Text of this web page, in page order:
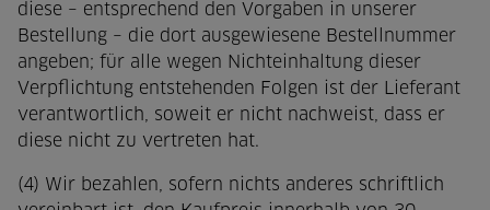
diese – entsprechend den Vorgaben in unserer
Bestellung – die dort ausgewiesene Bestellnummer
angeben; für alle wegen Nichteinhaltung dieser
Verpflichtung entstehenden Folgen ist der Lieferant
verantwortlich, soweit er nicht nachweist, dass er
diese nicht zu vertreten hat.
(4) Wir bezahlen, sofern nichts anderes schriftlich